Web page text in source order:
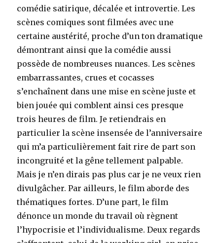
comédie satirique, décalée et introvertie. Les
scènes comiques sont filmées avec une
certaine austérité, proche d’un ton dramatique
démontrant ainsi que la comédie aussi
possède de nombreuses nuances. Les scènes
embarrassantes, crues et cocasses
s’enchaînent dans une mise en scène juste et
bien jouée qui comblent ainsi ces presque
trois heures de film. Je retiendrais en
particulier la scène insensée de l’anniversaire
qui m’a particulièrement fait rire de part son
incongruité et la gêne tellement palpable.
Mais je n’en dirais pas plus car je ne veux rien
divulgâcher. Par ailleurs, le film aborde des
thématiques fortes. D’une part, le film
dénonce un monde du travail où règnent
l’hypocrisie et l’individualisme. Deux regards